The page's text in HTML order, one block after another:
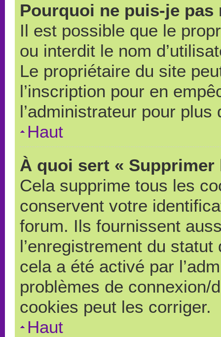
Pourquoi ne puis-je pas
Il est possible que le
ou interdit le nom
Le propriétaire du site
l’inscription pour en
l’administrateur pour
Haut
À quoi sert «
Cela supprime tous les
conservent votre
forum. Ils fournissent
l’enregistrement du
cela a été activé par
problèmes de connexion/
cookies peut les corriger.
Haut